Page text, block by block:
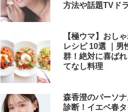
方法や話題TVド
【極ウマ】おし
レシピ 10選 ｜男
群！絶対に喜ば
てなし料理
森香澄のパーソ
診断！イエベ春